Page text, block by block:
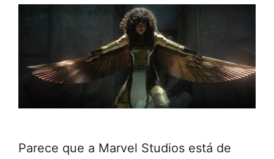
Parece que a Marvel Studios está de